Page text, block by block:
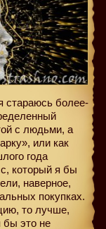
стараюсь более-
с людьми, а
или как
года
который я бы
наверное,
покупках.
то лучше,
бы это не